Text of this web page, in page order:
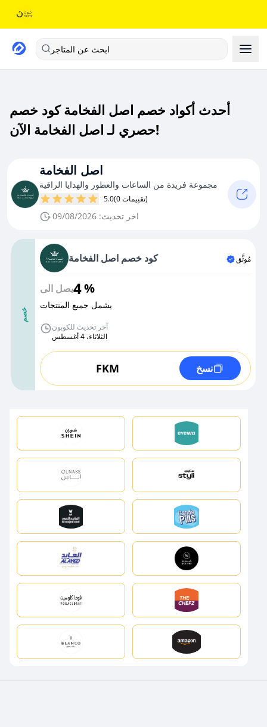
ابحث عن المتاجر
أحدث أكواد خصم اصل الفخامة كود خصم
حصري لـ اصل الفخامة الآن!
اصل الفخامة
مجموعة فريدة من الساعات والعطور والهدايا الراقية
5.0 (0 تقييمات)
اخر تحديث: 09/08/2026
خصم
كود خصم اصل الفخامة مُوثَّق
يصل الى4%
يشمل جميع المنتجات
آخر تحديث للكوبون
الثلاثاء، 4 أغسطس
FKM نسخ